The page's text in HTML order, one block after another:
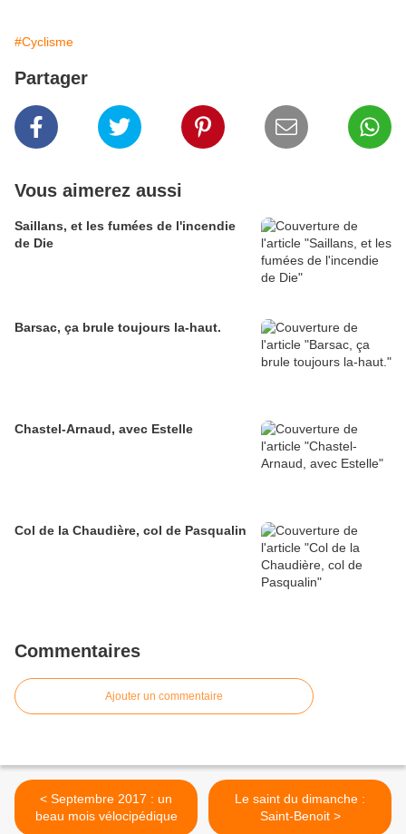
#Cyclisme
Partager
Vous aimerez aussi
Saillans, et les fumées de l'incendie
de Die
Barsac, ça brule toujours la-haut.
Chastel-Arnaud, avec Estelle
Col de la Chaudière, col de Pasqualin
Commentaires
Ajouter un commentaire
< Septembre 2017 : un
beau mois vélocipédique
Le saint du dimanche :
Saint-Benoit >